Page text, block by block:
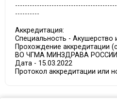
----------
Аккредитация:
Специальность - Акушерство
Прохождение аккредитации
ВО ЧГМА МИНЗДРАВА РОССИИ
Дата - 15.03.2022
Протокол аккредитации или